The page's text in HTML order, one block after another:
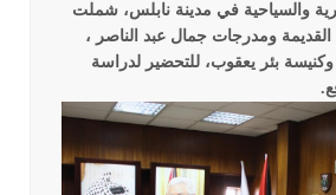
والسياحية في مدينة نابلس، شملت
القديمة ومدرجات جمال عبد الناصر ،
وكنيسة بئر يعقوب، للتحضير لدراسة